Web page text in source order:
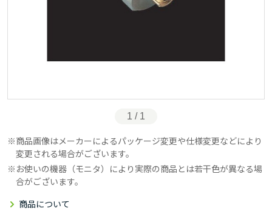
1 / 1
商品画像はメーカーによるパッケージ変更や仕様変更などにより
変更される場合がございます。
お使いの機器（モニタ）により実際の商品とは若干色が異なる場
合がございます。
商品について